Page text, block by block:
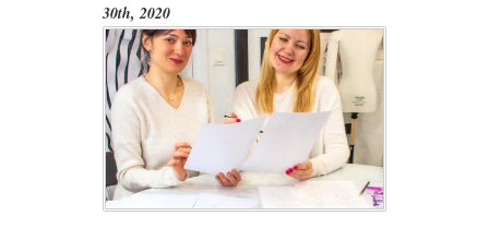
30th, 2020